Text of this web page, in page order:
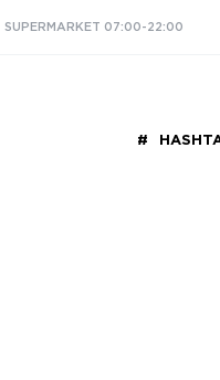
SUPERMARKET 07:00-22:00